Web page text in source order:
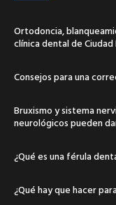
Ortodoncia,
clínica dental de Ciudad
Consejos para una
Bruxismo y sistema
neurológicos pueden
¿Qué es una férula
¿Qué hay que hacer